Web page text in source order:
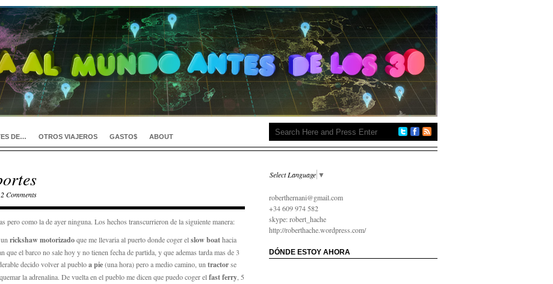
DE… OTROS VIAJEROS GASTO$ ABOUT
2 Comments
pero como la de ayer ninguna. Los hechos transcurrieron de la siguiente manera:
rickshaw motorizadoque me llevaria al puerto donde coger elslow boathacia
que el barco no sale hoy y no tienen fecha de partida, y que ademas tarda mas de 3
decido volver al puebloa pie(una hora) pero a medio camino, un tractorse
la adrenalina. De vuelta en el pueblo me dicen que puedo coger elfast ferry , 5
Select Language ▼
roberthernani@gmail.com
+34 609 974 582
skype: robert_hache
http://roberthache.wordpress.com/
DÓNDE ESTOY AHORA